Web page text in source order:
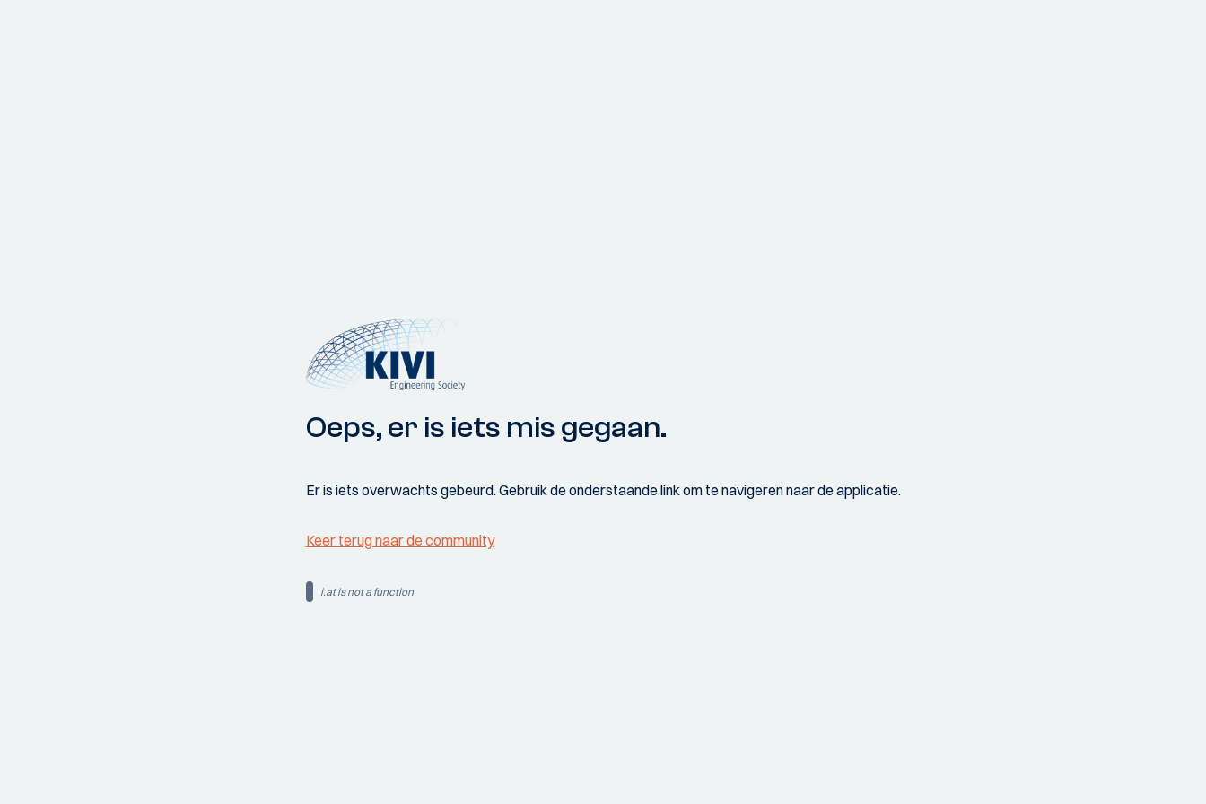
Oeps, er is iets mis gegaan.
Er is iets overwachts gebeurd. Gebruik de onderstaande link om te navigeren naar de applicatie.
Keer terug naar de community
i.at is not a function